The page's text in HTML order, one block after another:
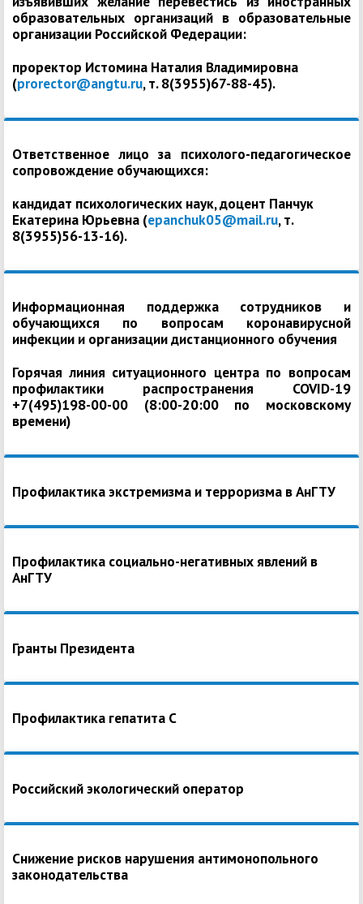
образовательных организаций в образовательные
организации Российской Федерации:
проректор Истомина Наталия Владимировна
(prorector@angtu.ru, т. 8(3955)67-88-45).
Ответственное лицо за психолого-педагогическое
сопровождение обучающихся:
кандидат психологических наук, доцент Панчук
Екатерина Юрьевна (epanchuk05@mail.ru, т.
8(3955)56-13-16).
Информационная поддержка сотрудников и
обучающихся по вопросам коронавирусной
инфекции и организации дистанционного обучения
Горячая линия ситуационного центра по вопросам
профилактики распространения COVID-19
+7(495)198-00-00 (8:00-20:00 по московскому
времени)
Профилактика экстремизма и терроризма в АнГТУ
Профилактика социально-негативных явлений в
АнГТУ
Гранты Президента
Профилактика гепатита С
Российский экологический оператор
Снижение рисков нарушения антимонопольного
законодательства